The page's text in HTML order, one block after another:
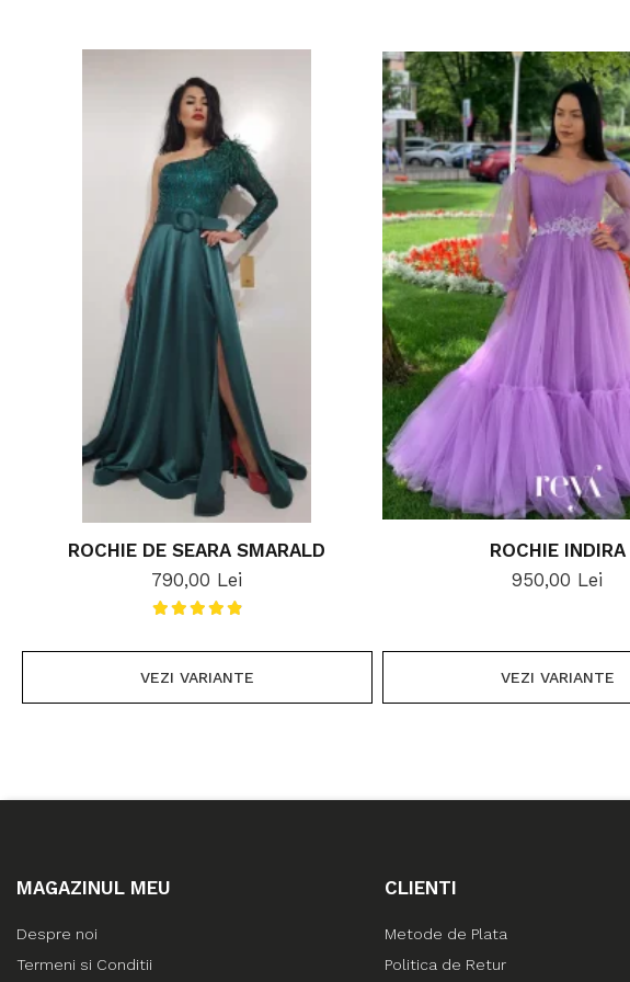
ROCHIE DE SEARA SMARALD
790,00 Lei
VEZI VARIANTE
ROCHIE INDIRA
950,00 Lei
VEZI VARIANTE
MAGAZINUL MEU
Despre noi
Termeni si Conditii
CLIENTI
Metode de Plata
Politica de Retur